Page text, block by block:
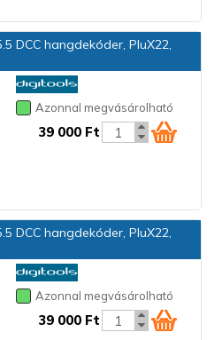
DCC hangdekóder, PluX22,
Azonnal megvásárolható
39 000 Ft
DCC hangdekóder, PluX22,
Azonnal megvásárolható
39 000 Ft